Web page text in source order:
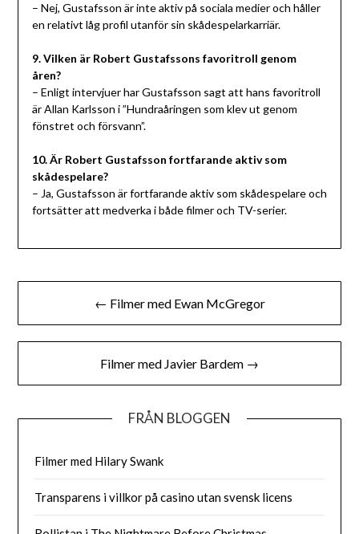
– Nej, Gustafsson är inte aktiv på sociala medier och håller
en relativt låg profil utanför sin skådespelarkarriär.
9. Vilken är Robert Gustafssons favoritroll genom
åren?
– Enligt intervjuer har Gustafsson sagt att hans favoritroll
är Allan Karlsson i ”Hundraåringen som klev ut genom
fönstret och försvann”.
10. Är Robert Gustafsson fortfarande aktiv som
skådespelare?
– Ja, Gustafsson är fortfarande aktiv som skådespelare och
fortsätter att medverka i både filmer och TV-serier.
Inläggsnavigering
← Filmer med Ewan McGregor
Filmer med Javier Bardem →
FRÅN BLOGGEN
Filmer med Hilary Swank
Transparens i villkor på casino utan svensk licens